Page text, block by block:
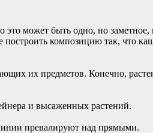
может быть одно, но заметное,
композицию так, что
их предметов. Конечно,
и высаженных растений.
превалируют над прямыми.